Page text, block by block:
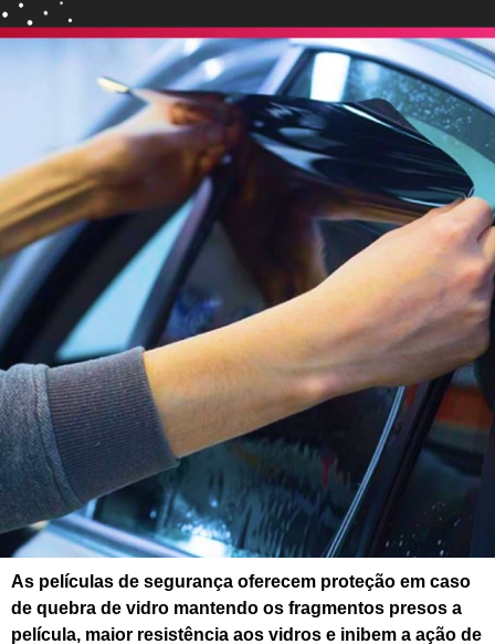
As películas de segurança oferecem proteção em caso
de quebra de vidro mantendo os fragmentos presos a
película, maior resistência aos vidros e inibem a ação de